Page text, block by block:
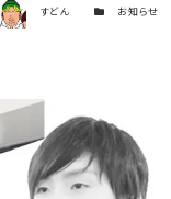
著者 すどん カテゴリー
お知らせ